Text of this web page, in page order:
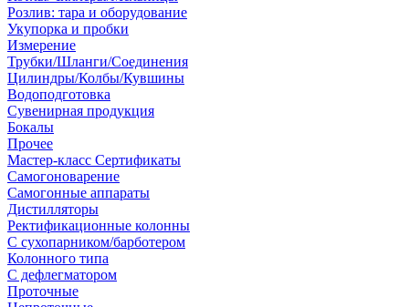
Розлив: тара и оборудование
Укупорка и пробки
Измерение
Трубки/Шланги/Соединения
Цилиндры/Колбы/Кувшины
Водоподготовка
Сувенирная продукция
Бокалы
Прочее
Мастер-класс Сертификаты
Самогоноварение
Самогонные аппараты
Дистилляторы
Ректификационные колонны
С сухопарником/барботером
Колонного типа
С дефлегматором
Проточные